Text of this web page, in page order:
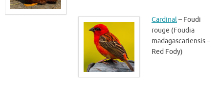
Cardinal– Foudi
rouge (Foudia
madagascariensis –
Red Fody)